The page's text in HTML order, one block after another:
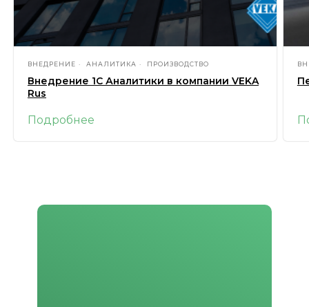
ВНЕДРЕНИЕ АНАЛИТИКА ПРОИЗВОДСТВО
Внедрение 1С Аналитики в компании VEKA
Rus
Подробнее